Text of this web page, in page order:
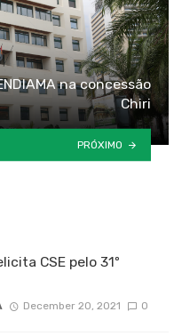
na concessão
Chiri
PRÓXIMO
CSE pelo 31º
December 20, 2021 0